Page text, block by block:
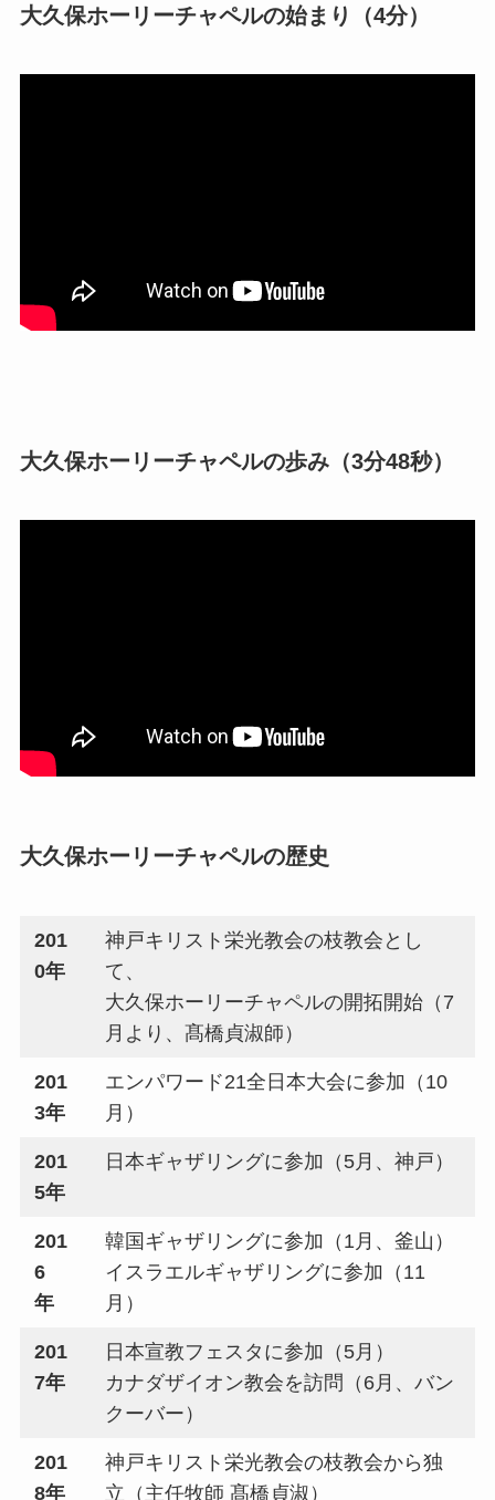
大久保ホーリーチャペルの始まり（4分）
大久保ホーリーチャペルの歩み（3分48秒）
大久保ホーリーチャペルの歴史
201
0年
神戸キリスト栄光教会の枝教会とし
て、
大久保ホーリーチャペルの開拓開始（7
月より、髙橋貞淑師）
201
3年
エンパワード21全日本大会に参加（10
月）
201
5年
日本ギャザリングに参加（5月、神戸）
201
6
年
韓国ギャザリングに参加（1月、釜山）
イスラエルギャザリングに参加（11
月）
201
7年
日本宣教フェスタに参加（5月）
カナダザイオン教会を訪問（6月、バン
クーバー）
201
8年
神戸キリスト栄光教会の枝教会から独
立（主任牧師 髙橋貞淑）